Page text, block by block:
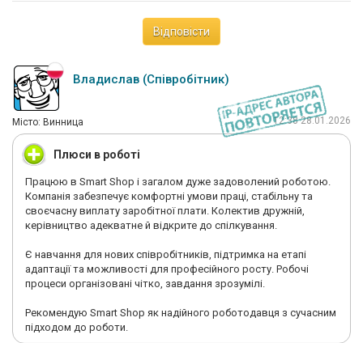
Відповісти
Владислав (Співробітник)
Мiсто: Винница 12:38 28.01.2026
Плюси в роботі
Працюю в Smart Shop і загалом дуже задоволений роботою.
Компанія забезпечує комфортні умови праці, стабільну та
своєчасну виплату заробітної плати. Колектив дружній,
керівництво адекватне й відкрите до спілкування.
Є навчання для нових співробітників, підтримка на етапі
адаптації та можливості для професійного росту. Робочі
процеси організовані чітко, завдання зрозумілі.
Рекомендую Smart Shop як надійного роботодавця з сучасним
підходом до роботи.